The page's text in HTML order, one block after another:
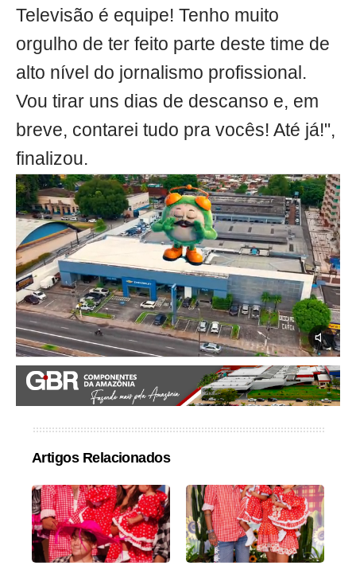
Televisão é equipe! Tenho muito
orgulho de ter feito parte deste time de
alto nível do jornalismo profissional.
Vou tirar uns dias de descanso e, em
breve, contarei tudo pra vocês! Até já!",
finalizou.
Artigos Relacionados